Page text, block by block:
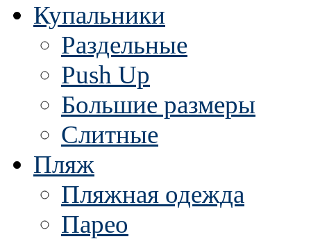
Купальники
Раздельные
Push Up
Большие размеры
Слитные
Пляж
Пляжная одежда
Парео